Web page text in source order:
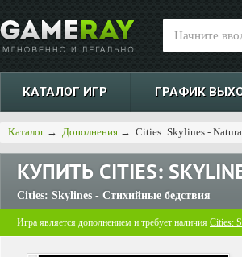
КАТАЛОГ ИГР ГРАФИК
Каталог → Дополнения → Cities: Skylines -
КУПИТЬ CITIES:
Cities: Skylines - Стихийные бедствия
Игра является дополнением и требует наличия Cities: